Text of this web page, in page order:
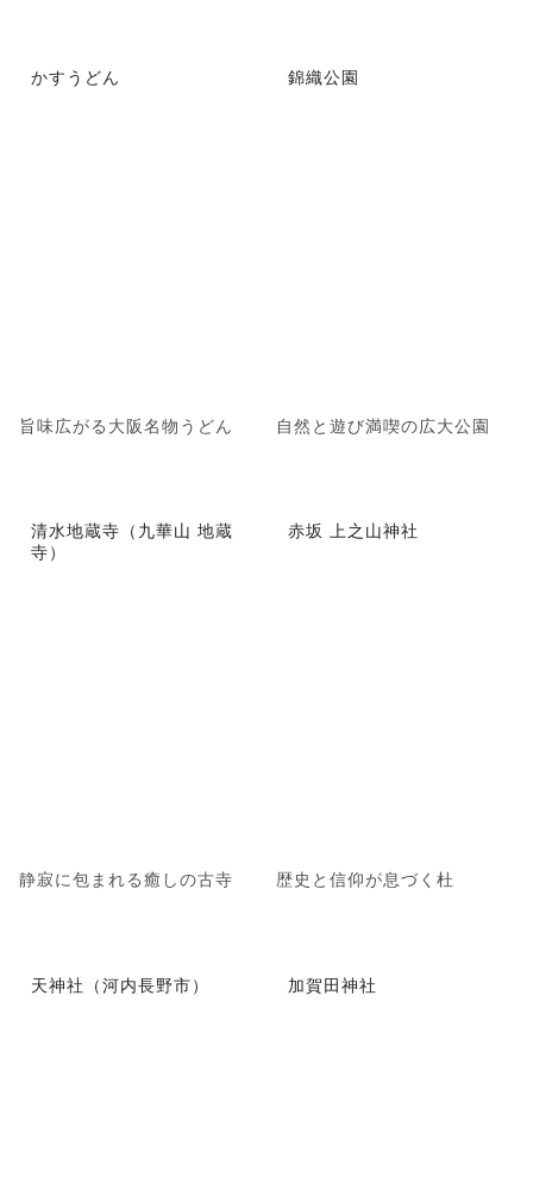
かすうどん
旨味広がる大阪名物うどん
錦織公園
自然と遊び満喫の広大公園
清水地蔵寺（九華山 地蔵
寺）
静寂に包まれる癒しの古寺
赤坂 上之山神社
歴史と信仰が息づく杜
天神社（河内長野市） 加賀田神社